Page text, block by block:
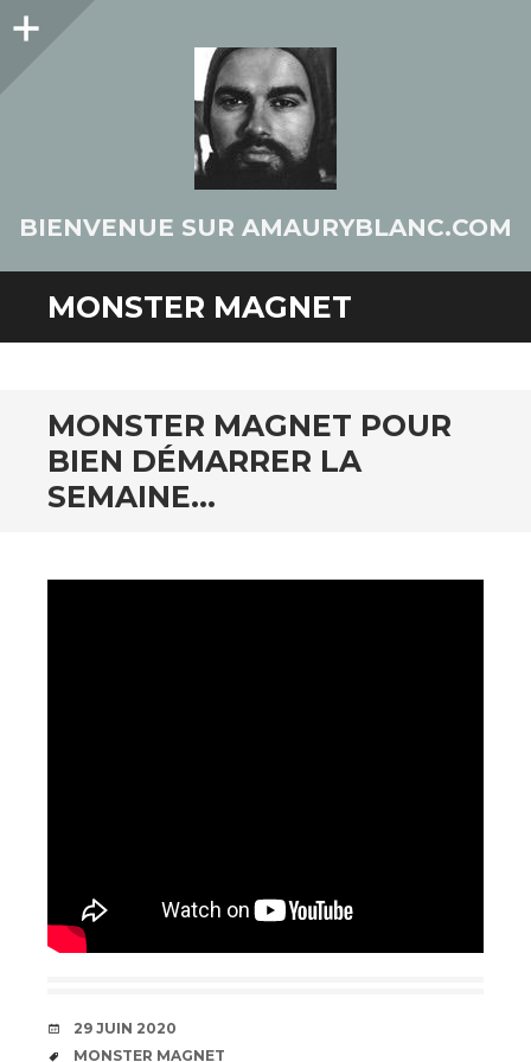
Colonne
BIENVENUE SUR AMAURYBLANC.COM
MONSTER MAGNET
MONSTER MAGNET POUR
BIEN DÉMARRER LA
SEMAINE…
DATE
29 JUIN 2020
ÉTIQUETTES
MONSTER MAGNET